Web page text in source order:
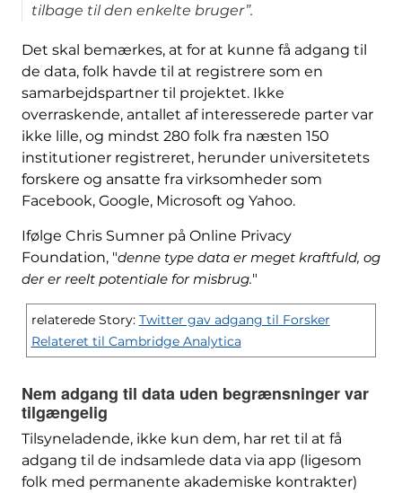
tilbage til den enkelte bruger”.
Det skal bemærkes, at for at kunne få adgang til
de data, folk havde til at registrere som en
samarbejdspartner til projektet. Ikke
overraskende, antallet af interesserede parter var
ikke lille, og mindst 280 folk fra næsten 150
institutioner registreret, herunder universitetets
forskere og ansatte fra virksomheder som
Facebook, Google, Microsoft og Yahoo.
Ifølge Chris Sumner på Online Privacy
Foundation, "denne type data er meget kraftfuld, og
der er reelt potentiale for misbrug."
relaterede Story: Twitter gav adgang til Forsker
Relateret til Cambridge Analytica
Nem adgang til data uden begrænsninger var
tilgængelig
Tilsyneladende, ikke kun dem, har ret til at få
adgang til de indsamlede data via app (ligesom
folk med permanente akademiske kontrakter)